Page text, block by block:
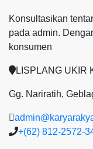
Konsultasikan
pada admin.
konsumen
LISPLANG UKIR
Gg. Nariratih,
+(62) 812-2572-